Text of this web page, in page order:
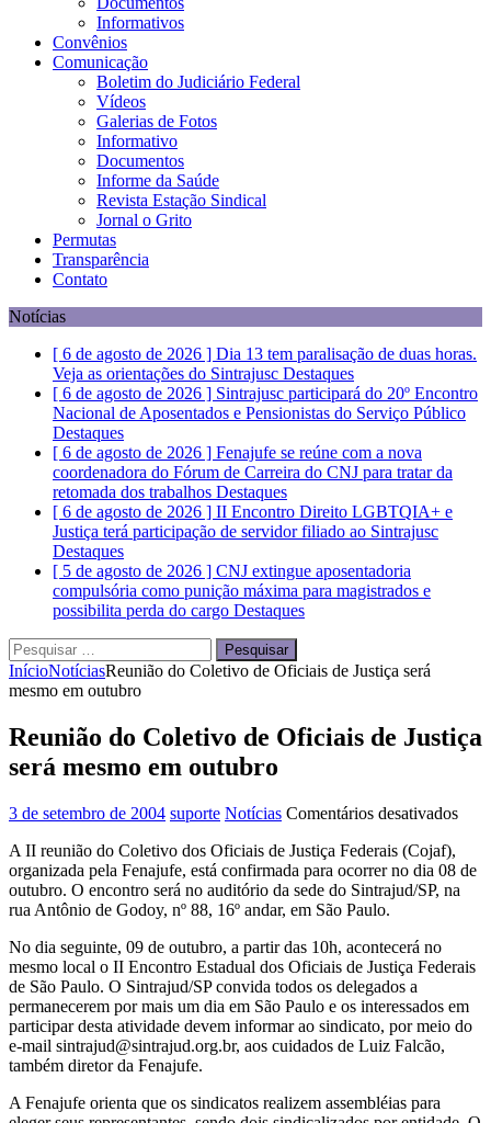
Informativos
Convênios
Comunicação
Boletim do Judiciário Federal
Vídeos
Galerias de Fotos
Informativo
Documentos
Informe da Saúde
Revista Estação Sindical
Jornal o Grito
Permutas
Transparência
Contato
Notícias
[ 6 de agosto de 2026 ] Dia 13 tem paralisação de duas horas.
Veja as orientações do Sintrajusc Destaques
[ 6 de agosto de 2026 ] Sintrajusc participará do 20º Encontro
Nacional de Aposentados e Pensionistas do Serviço Público
Destaques
[ 6 de agosto de 2026 ] Fenajufe se reúne com a nova
coordenadora do Fórum de Carreira do CNJ para tratar da
retomada dos trabalhos Destaques
[ 6 de agosto de 2026 ] II Encontro Direito LGBTQIA+ e
Justiça terá participação de servidor filiado ao Sintrajusc
Destaques
[ 5 de agosto de 2026 ] CNJ extingue aposentadoria
compulsória como punição máxima para magistrados e
possibilita perda do cargo Destaques
Pesquisar
por:
InícioNotíciasReunião do Coletivo de Oficiais de Justiça será
mesmo em outubro
Reunião do Coletivo de Oficiais de Justiça
será mesmo em outubro
3 de setembro de 2004 suporte Notícias Comentários desativadosem
de
será
em
A II reunião do Coletivo dos Oficiais de Justiça Federais (Cojaf),
organizada pela Fenajufe, está confirmada para ocorrer no dia 08 de
outubro. O encontro será no auditório da sede do Sintrajud/SP, na
rua Antônio de Godoy, nº 88, 16º andar, em São Paulo.
No dia seguinte, 09 de outubro, a partir das 10h, acontecerá no
mesmo local o II Encontro Estadual dos Oficiais de Justiça Federais
de São Paulo. O Sintrajud/SP convida todos os delegados a
permanecerem por mais um dia em São Paulo e os interessados em
participar desta atividade devem informar ao sindicato, por meio do
e-mail sintrajud@sintrajud.org.br, aos cuidados de Luiz Falcão,
também diretor da Fenajufe.
A Fenajufe orienta que os sindicatos realizem assembléias para